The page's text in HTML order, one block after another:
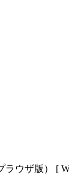
ウザ版） [